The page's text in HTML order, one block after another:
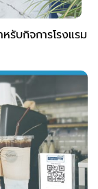
รับกิจการโรงแรม